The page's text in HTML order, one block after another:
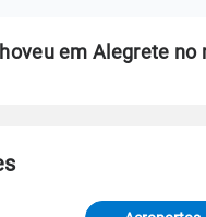
em Alegrete
e Estudos Climáticos